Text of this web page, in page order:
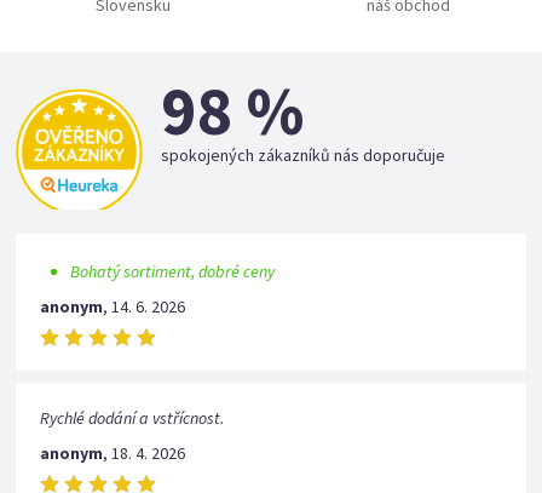
Slovensku
náš obchod
98 %
spokojených zákazníků nás doporučuje
Bohatý sortiment, dobré ceny
anonym,14. 6. 2026
Rychlé dodání a vstřícnost.
anonym,18. 4. 2026